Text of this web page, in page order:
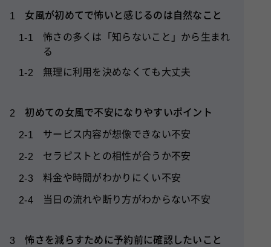
1 女風が初めてで怖いと感じるのは自然なこと
1-1
怖さの多くは「知らないこと」から生まれ
る
1-2 無理に利用を決めなくても大丈夫
2 初めての女風で不安になりやすいポイント
2-1 サービス内容が想像できない不安
2-2 セラピストとの相性が合うか不安
2-3 料金や時間がわかりにくい不安
2-4 当日の流れや断り方がわからない不安
3 怖さを減らすために予約前に確認したいこと